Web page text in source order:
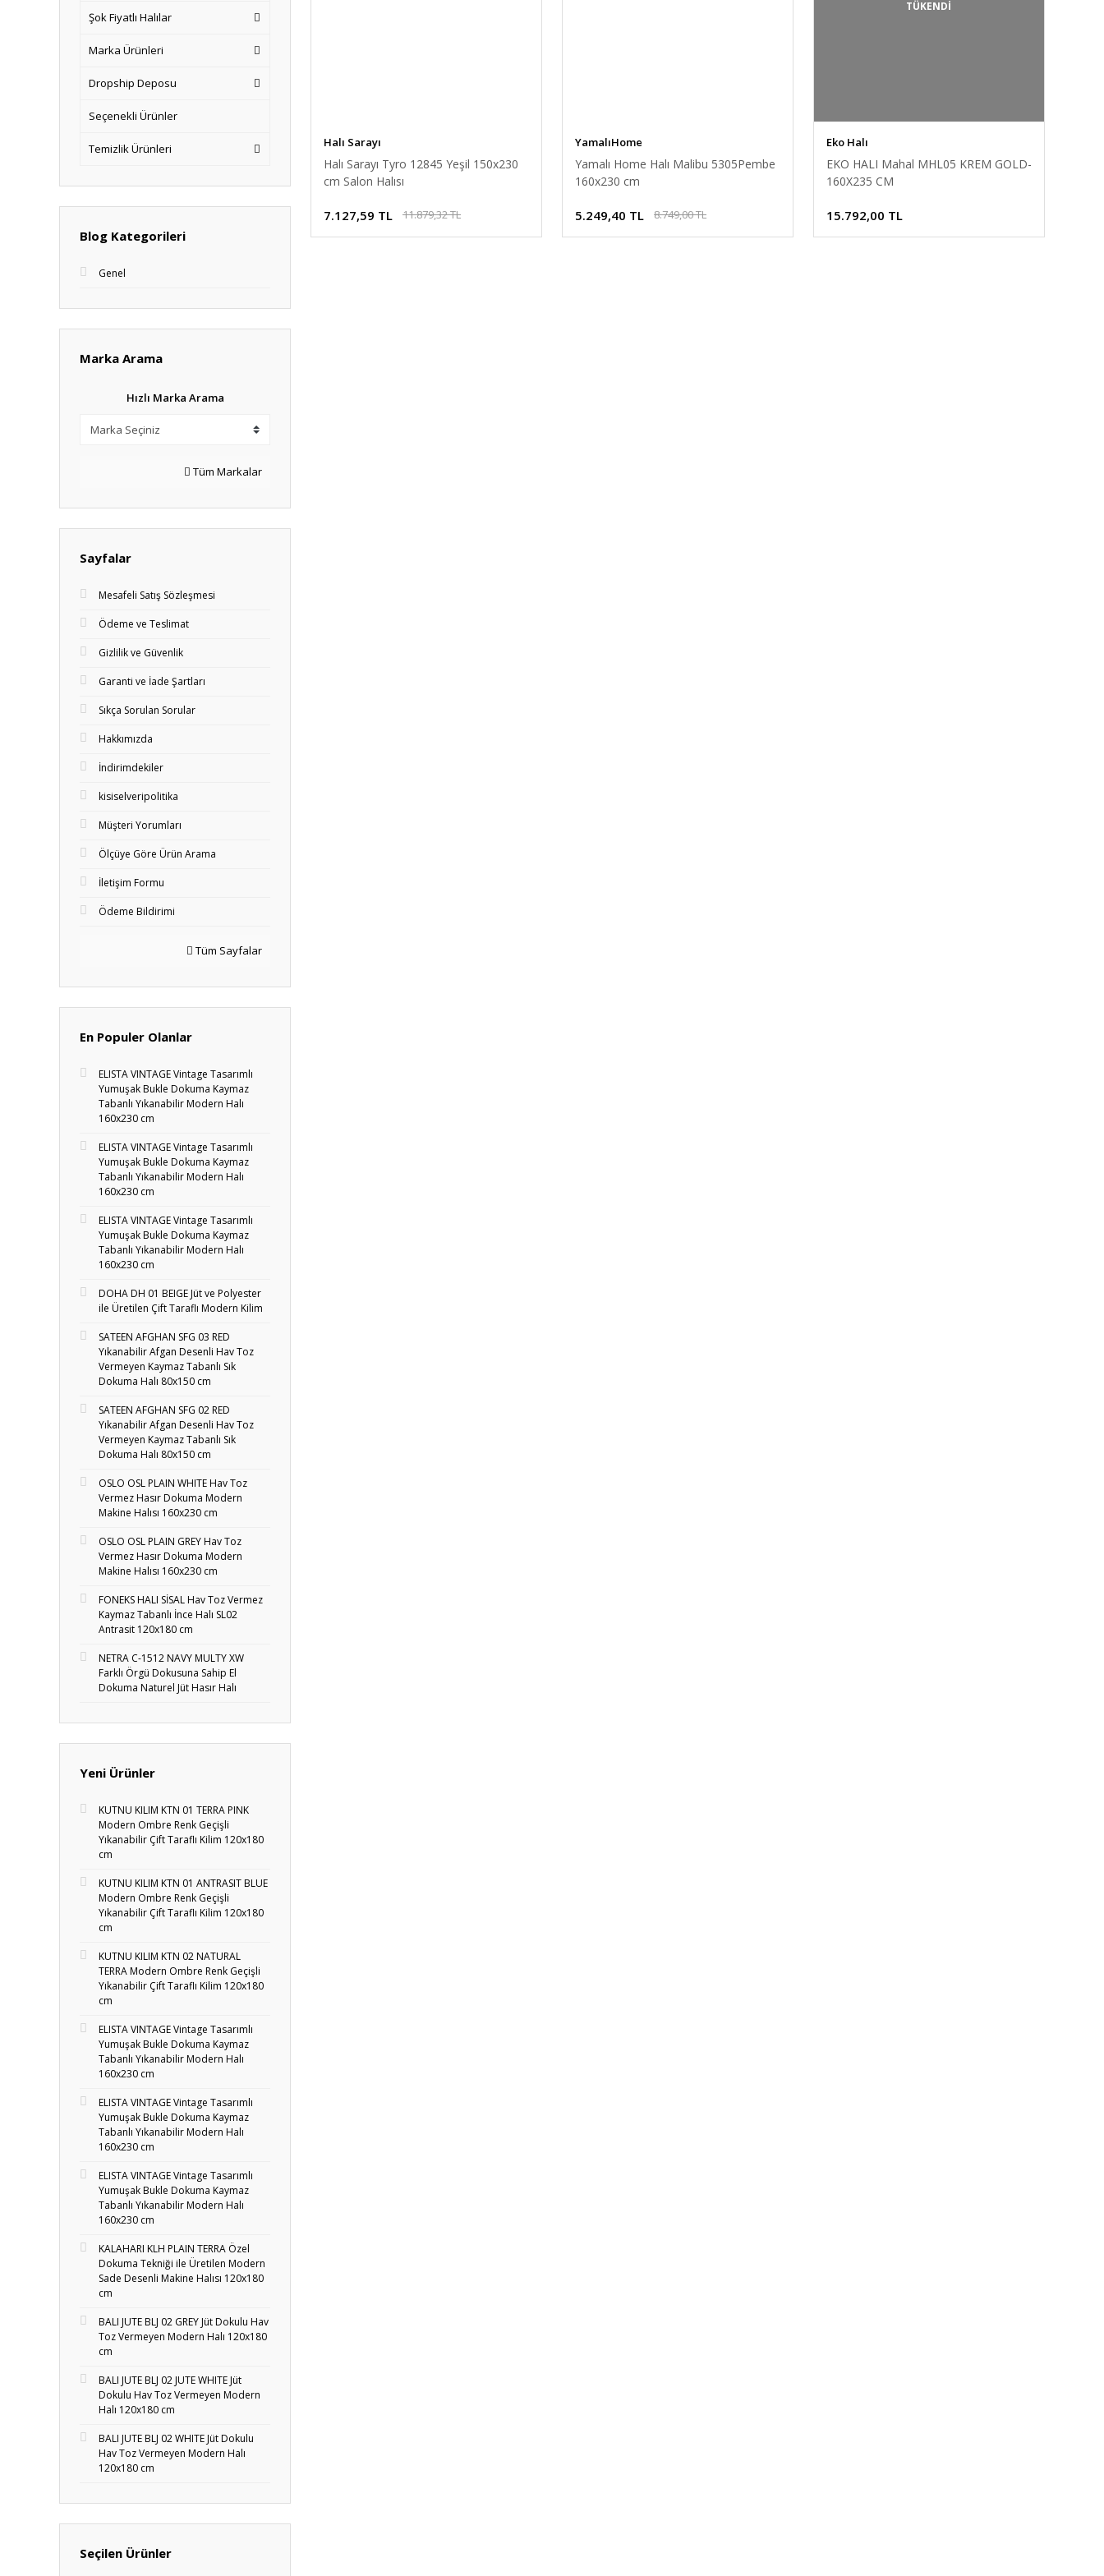
Şok Fiyatlı Halılar
Marka Ürünleri
Dropship Deposu
Seçenekli Ürünler
Temizlik Ürünleri
Blog Kategorileri
Genel
Marka Arama
Hızlı Marka Arama
Tüm Markalar
Sayfalar
Mesafeli Satış Sözleşmesi
Ödeme ve Teslimat
Gizlilik ve Güvenlik
Garanti ve İade Şartları
Sıkça Sorulan Sorular
Hakkımızda
İndirimdekiler
kisiselveripolitika
Müşteri Yorumları
Ölçüye Göre Ürün Arama
İletişim Formu
Ödeme Bildirimi
Tüm Sayfalar
En Populer Olanlar
ELISTA VINTAGE Vintage Tasarımlı
Yumuşak Bukle Dokuma Kaymaz
Tabanlı Yıkanabilir Modern Halı
160x230 cm
ELISTA VINTAGE Vintage Tasarımlı
Yumuşak Bukle Dokuma Kaymaz
Tabanlı Yıkanabilir Modern Halı
160x230 cm
ELISTA VINTAGE Vintage Tasarımlı
Yumuşak Bukle Dokuma Kaymaz
Tabanlı Yıkanabilir Modern Halı
160x230 cm
DOHA DH 01 BEIGE Jüt ve Polyester
ile Üretilen Çift Taraflı Modern Kilim
SATEEN AFGHAN SFG 03 RED
Yıkanabilir Afgan Desenli Hav Toz
Vermeyen Kaymaz Tabanlı Sık
Dokuma Halı 80x150 cm
SATEEN AFGHAN SFG 02 RED
Yıkanabilir Afgan Desenli Hav Toz
Vermeyen Kaymaz Tabanlı Sık
Dokuma Halı 80x150 cm
OSLO OSL PLAIN WHITE Hav Toz
Vermez Hasır Dokuma Modern
Makine Halısı 160x230 cm
OSLO OSL PLAIN GREY Hav Toz
Vermez Hasır Dokuma Modern
Makine Halısı 160x230 cm
FONEKS HALI SİSAL Hav Toz Vermez
Kaymaz Tabanlı İnce Halı SL02
Antrasit 120x180 cm
NETRA C-1512 NAVY MULTY XW
Farklı Örgü Dokusuna Sahip El
Dokuma Naturel Jüt Hasır Halı
Yeni Ürünler
KUTNU KILIM KTN 01 TERRA PINK
Modern Ombre Renk Geçişli
Yıkanabilir Çift Taraflı Kilim 120x180
cm
KUTNU KILIM KTN 01 ANTRASIT BLUE
Modern Ombre Renk Geçişli
Yıkanabilir Çift Taraflı Kilim 120x180
cm
KUTNU KILIM KTN 02 NATURAL
TERRA Modern Ombre Renk Geçişli
Yıkanabilir Çift Taraflı Kilim 120x180
cm
ELISTA VINTAGE Vintage Tasarımlı
Yumuşak Bukle Dokuma Kaymaz
Tabanlı Yıkanabilir Modern Halı
160x230 cm
ELISTA VINTAGE Vintage Tasarımlı
Yumuşak Bukle Dokuma Kaymaz
Tabanlı Yıkanabilir Modern Halı
160x230 cm
ELISTA VINTAGE Vintage Tasarımlı
Yumuşak Bukle Dokuma Kaymaz
Tabanlı Yıkanabilir Modern Halı
160x230 cm
KALAHARI KLH PLAIN TERRA Özel
Dokuma Tekniği ile Üretilen Modern
Sade Desenli Makine Halısı 120x180
cm
BALI JUTE BLJ 02 GREY Jüt Dokulu Hav
Toz Vermeyen Modern Halı 120x180
cm
BALI JUTE BLJ 02 JUTE WHITE Jüt
Dokulu Hav Toz Vermeyen Modern
Halı 120x180 cm
BALI JUTE BLJ 02 WHITE Jüt Dokulu
Hav Toz Vermeyen Modern Halı
120x180 cm
Seçilen Ürünler
Halı Sarayı
Halı Sarayı Tyro 12845 Yeşil 150x230
cm Salon Halısı
7.127,59 TL 11.879,32 TL
YamalıHome
Yamalı Home Halı Malibu 5305Pembe
160x230 cm
5.249,40 TL 8.749,00 TL
TÜKENDİ
Eko Halı
EKO HALI Mahal MHL05 KREM GOLD-
160X235 CM
15.792,00 TL